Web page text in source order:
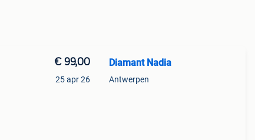
€ 99,00
25 apr 26
Diamant Nadia
Antwerpen